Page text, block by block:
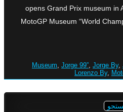
opens Grand Prix museum in
MotoGP Museum “World
, Jorge 99”, Jorge By,
Lorenzo By,